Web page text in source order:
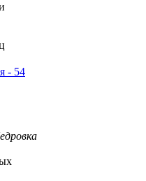
- 54